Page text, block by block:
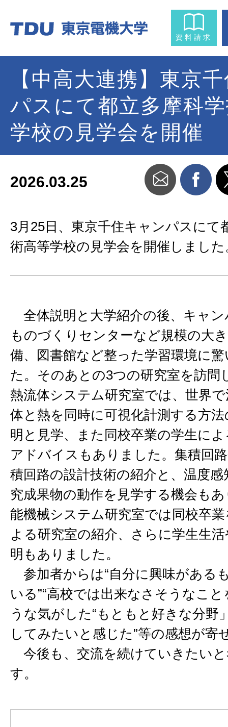
資料請求
【中⾼⼤連携】東京
パスにて都立多摩科
学校の見学会を開催
2026.03.25
3月25日、東京千住キャンパスにて
術高等学校の見学会を開催しました
全体説明と大学紹介の後、キャ
ものづくりセンターなど規模の大
備、図書館など整った学習環境に
た。そのあとの3つの研究室を訪問
熱流体システム研究室では、世界
体と熱を同時に可視化計測する方
明と見学、また同校卒業の学生に
アドバイスもありました。集積回
積回路の設計技術の紹介と、温度
究成果物の動作を見学する機会も
能機械システム研究室では同校卒
よる研究室の紹介、さらに学生生
明もありました。
参加者からは“自分に興味がある
いる”“高校では出来なさそうなこ
うな気がした“もともと好きな分野
してみたいと感じた”等の感想が寄
今後も、交流を続けていきたい
す。